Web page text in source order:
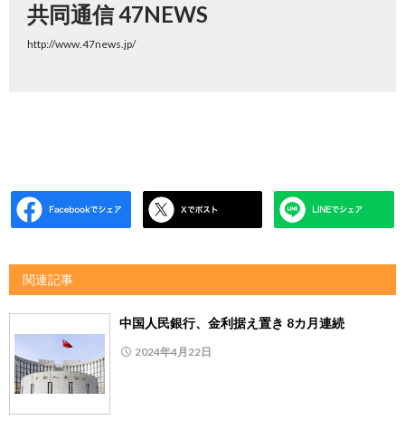
共同通信 47NEWS
http://www.47news.jp/
関連記事
中国人民銀行、金利据え置き 8カ月連続
2024年4月22日